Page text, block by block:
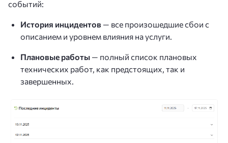
событий:
История инцидентов — все произошедшие сбои с
описанием и уровнем влияния на услуги.
Плановые работы — полный список плановых
технических работ, как предстоящих, так и
завершенных.